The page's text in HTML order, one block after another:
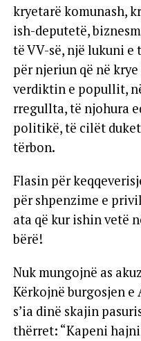
kryetarë komunash,
ish-deputetë,
të VV-së, një lukuni e
për njeriun që në
verdiktin e popullit,
rregullta, të njohura
politikë, të cilët
tërbon.
Flasin për
për shpenzime e
ata që kur ishin vetë
bërë!
Nuk mungojnë as
Kërkojnë burgosjen e
s’ia dinë skajin
thërret: “Kapeni